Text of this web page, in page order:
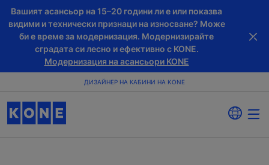
Вашият асансьор на 15–20 години ли е или показва
видими и технически признаци на износване? Може
би е време за модернизация. Модернизирайте
сградата си лесно и ефективно с KONE.
Модернизация на асансьори KONE
ДИЗАЙНЕР НА КАБИНИ НА KONE